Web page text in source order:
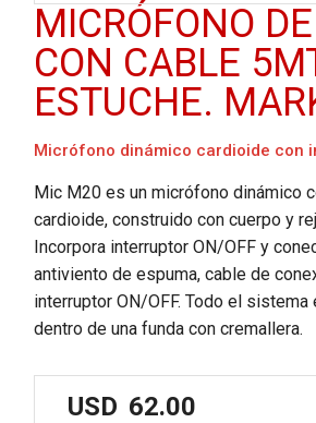
MICRÓFONO
CON CABLE
ESTUCHE.
Micrófono dinámico cardioide con
Mic M20 es un micrófono dinámico
cardioide, construido con cuerpo y
Incorpora interruptor ON/OFF y
antiviento de espuma, cable de
interruptor ON/OFF. Todo el
dentro de una funda con cremallera.
USD 62.00